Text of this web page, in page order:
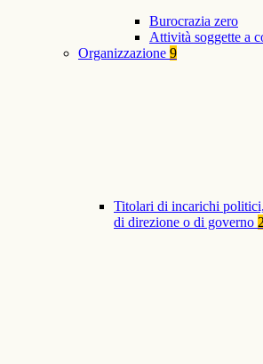
Burocrazia zero
Attività soggette a
Organizzazione 9
Titolari di incarichi
di direzione o di governo 2